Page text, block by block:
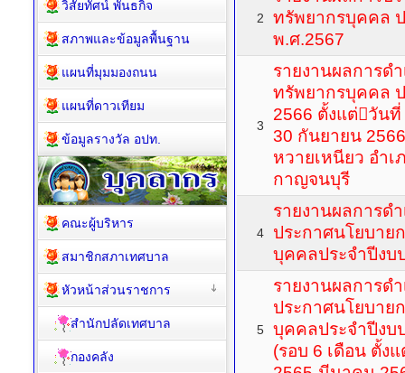
2
ทรัพยากรบุคคล
พ.ศ.2567
3
รายงานผลการด
ทรัพยากรบุคคล
2566 ตั้งแต่วัน
30 กันยายน
หวายเหนียว อำ
กาญจนบุรี
4
รายงานผลการด
ประกาศนโยบาย
บุคคลประจำปีงบ
5
รายงานผลการด
ประกาศนโยบาย
บุคคลประจำปีงบ
(รอบ 6 เดือน ตั้ง
วิสัยทัศน์ พันธกิจ
สภาพและข้อมูลพื้นฐาน
แผนที่มุมมองถนน
แผนที่ดาวเทียม
ข้อมูลรางวัล อปท.
คณะผู้บริหาร
สมาชิกสภาเทศบาล
หัวหน้าส่วนราชการ
สำนักปลัดเทศบาล
กองคลัง